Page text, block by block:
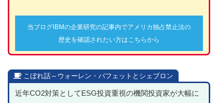
当ブログIBMの企業研究の記事内でアメリカ独占禁止法の
歴史を確認されたい方はこちらから
こぼれ話～ウォーレン・バフェットとシェブロン
近年CO2対策としてESG投資重視の機関投資家が大幅に